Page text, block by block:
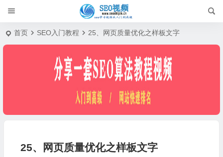
首页 SEO入门教程 25、网页质量优化之样板文字
25、网页质量优化之样板文字